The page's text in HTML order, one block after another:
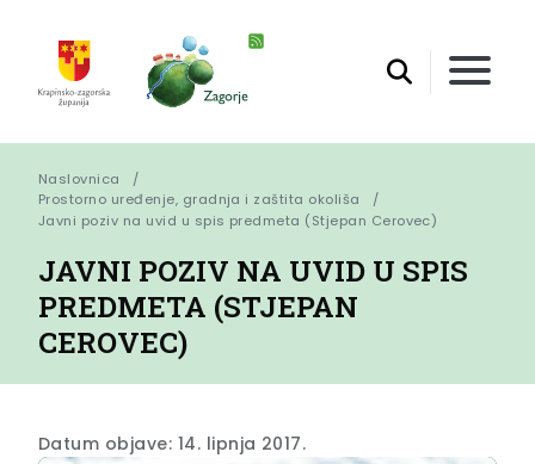
Naslovnica
Prostorno uređenje, gradnja i zaštita okoliša
Javni poziv na uvid u spis predmeta (Stjepan Cerovec)
JAVNI POZIV NA UVID U SPIS
PREDMETA (STJEPAN
CEROVEC)
Datum objave: 14. lipnja 2017.